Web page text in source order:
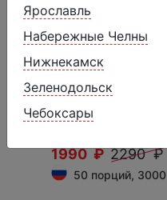
Ярославль
Набережные Челны
Нижнекамск
Зеленодольск
Чебоксары
Лёд со вкусом
1990 ₽ 2290 ₽
50 порций, 3000